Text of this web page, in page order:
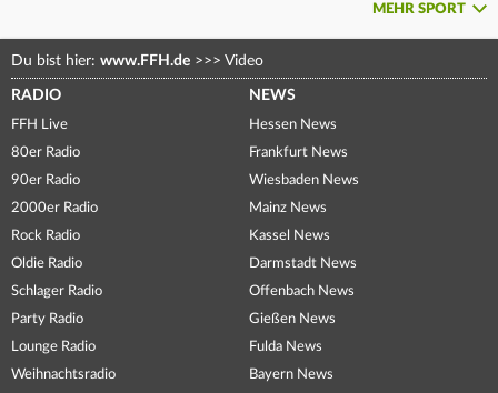
MEHR SPORT
Du bist hier: www.FFH.de >>> Video
RADIO
FFH Live
80er Radio
90er Radio
2000er Radio
Rock Radio
Oldie Radio
Schlager Radio
Party Radio
Lounge Radio
Weihnachtsradio
NEWS
Hessen News
Frankfurt News
Wiesbaden News
Mainz News
Kassel News
Darmstadt News
Offenbach News
Gießen News
Fulda News
Bayern News